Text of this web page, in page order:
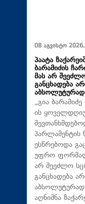
08 აგვისტო 2026,
პაატა
ბარამიძის
მას არ
განცხადება
„გია
ის
პარლამენტის
ესწრებოდა
უფრო
არ შეეძლო
განცხადება
აღნიშნა